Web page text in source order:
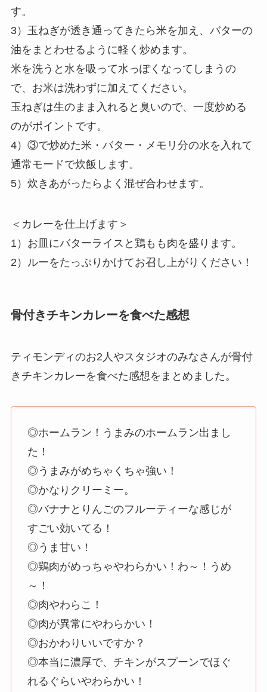
す。
3）玉ねぎが透き通ってきたら米を加え、バターの
油をまとわせるように軽く炒めます。
米を洗うと水を吸って水っぽくなってしまうの
で、お米は洗わずに加えてください。
玉ねぎは生のまま入れると臭いので、一度炒める
のがポイントです。
4）③で炒めた米・バター・メモリ分の水を入れて
通常モードで炊飯します。
5）炊きあがったらよく混ぜ合わせます。
＜カレーを仕上げます＞
1）お皿にバターライスと鶏もも肉を盛ります。
2）ルーをたっぷりかけてお召し上がりください！
骨付きチキンカレーを食べた感想
ティモンディのお2人やスタジオのみなさんが骨付
きチキンカレーを食べた感想をまとめました。
◎ホームラン！うまみのホームラン出まし
た！
◎うまみがめちゃくちゃ強い！
◎かなりクリーミー。
◎バナナとりんごのフルーティーな感じが
すごい効いてる！
◎うま甘い！
◎鶏肉がめっちゃやわらかい！わ～！うめ
～！
◎肉やわらこ！
◎肉が異常にやわらかい！
◎おかわりいいですか？
◎本当に濃厚で、チキンがスプーンでほぐ
れるぐらいやわらかい！